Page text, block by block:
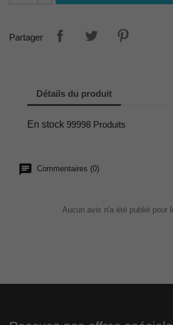
Partager
Détails du produit
En stock 99998 Produits
Commentaires (0)
Aucun avis n'a été publié pour